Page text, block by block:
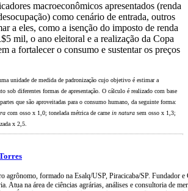
macroeconômicos apresentados (renda
como cenário de entrada, outros
a eles, como a isenção do imposto de renda
mil, o ano eleitoral e a realização da Copa
a fortalecer o consumo e sustentar os preços
unidade de medida de padronização cujo objetivo é estimar a
sob diferentes formas de apresentação. O cálculo é realizado com base
que são aproveitadas para o consumo humano, da seguinte forma:
com osso x 1,0; tonelada métrica de carne in natura sem osso x 1,3;
x 2,5.
agrônomo, formado na Esalq/USP, Piracicaba/SP. Fundador e
Atua na área de ciências agrárias, análises e consultoria de